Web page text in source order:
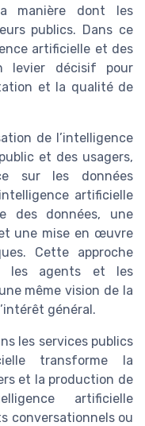
manière dont les
publics. Dans ce
artificielle et des
levier décisif pour
et la qualité de
de l’intelligence
et des usagers,
sur les données
artificielle
des données, une
une mise en œuvre
Cette approche
les agents et les
même vision de la
général.
les services publics
transforme la
et la production de
artificielle
conversationnels ou